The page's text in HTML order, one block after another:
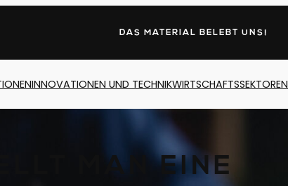
DAS MATERIAL BELEBT UNS!
INNOVATIONEN UND TECHNIKWIRTSCHAFTSSEKTOREN
MAN EINE